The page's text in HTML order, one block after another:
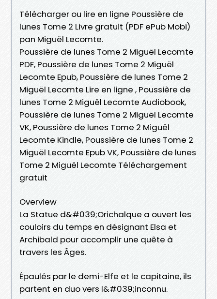
Télécharger ou lire en ligne Poussière de
lunes Tome 2 Livre gratuit (PDF ePub Mobi)
pan Miguël Lecomte.
Poussière de lunes Tome 2 Miguël Lecomte
PDF, Poussière de lunes Tome 2 Miguël
Lecomte Epub, Poussière de lunes Tome 2
Miguël Lecomte Lire en ligne , Poussière de
lunes Tome 2 Miguël Lecomte Audiobook,
Poussière de lunes Tome 2 Miguël Lecomte
VK, Poussière de lunes Tome 2 Miguël
Lecomte Kindle, Poussière de lunes Tome 2
Miguël Lecomte Epub VK, Poussière de lunes
Tome 2 Miguël Lecomte Téléchargement
gratuit
Overview
La Statue d&#039;Orichalque a ouvert les
couloirs du temps en désignant Elsa et
Archibald pour accomplir une quête à
travers les Âges.
Épaulés par le demi-Elfe et le capitaine, ils
partent en duo vers l&#039;inconnu.